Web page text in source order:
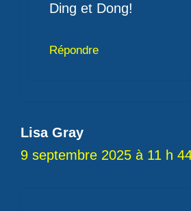
Ding et Dong!
Répondre
Lisa Gray
9 septembre 2025 à 11 h